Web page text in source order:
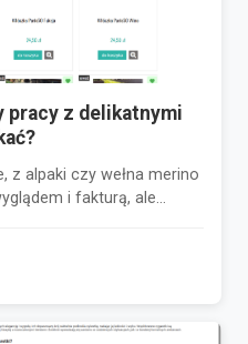
pracy z delikatnymi
z alpaki czy wełna merino
i fakturą, ale...